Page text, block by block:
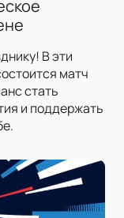
В эти
матч
стать
и поддержать